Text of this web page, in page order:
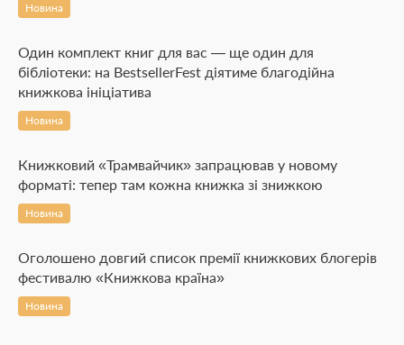
Новина
Один комплект книг для вас — ще один для
бібліотеки: на BestsellerFest діятиме благодійна
книжкова ініціатива
Новина
Книжковий «Трамвайчик» запрацював у новому
форматі: тепер там кожна книжка зі знижкою
Новина
Оголошено довгий список премії книжкових блогерів
фестивалю «Книжкова країна»
Новина